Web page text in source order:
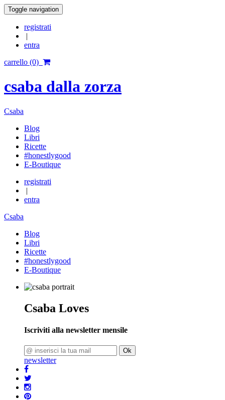
Toggle navigation
registrati
|
entra
carrello (0)
csaba dalla zorza
Csaba
Blog
Libri
Ricette
#honestlygood
E-Boutique
registrati
|
entra
Csaba
Blog
Libri
Ricette
#honestlygood
E-Boutique
Csaba Loves
Iscriviti alla newsletter mensile
Ok
newsletter